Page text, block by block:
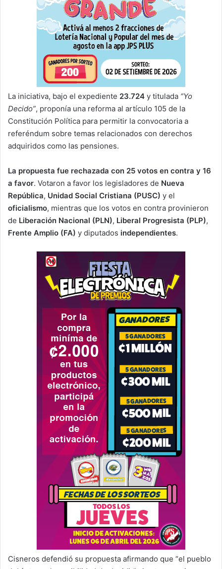
La iniciativa, bajo el expediente 23.724 y titulada “Yo
Decido”, proponía una reforma al artículo 105 de la
Constitución Política para permitir la convocatoria a
referéndum sobre temas relacionados con derechos
adquiridos como las pensiones.
La propuesta fue rechazada con 25 votos en contra y 16
a favor. Votaron a favor los legisladores de Nueva
República, Unidad Social Cristiana (PUSC) y el
oficialismo, mientras que los votos en contra provinieron
de Liberación Nacional (PLN), Liberal Progresista (PLP),
Frente Amplio (FA) y diputados independientes.
Cisneros defendió su propuesta afirmando que “el pueblo